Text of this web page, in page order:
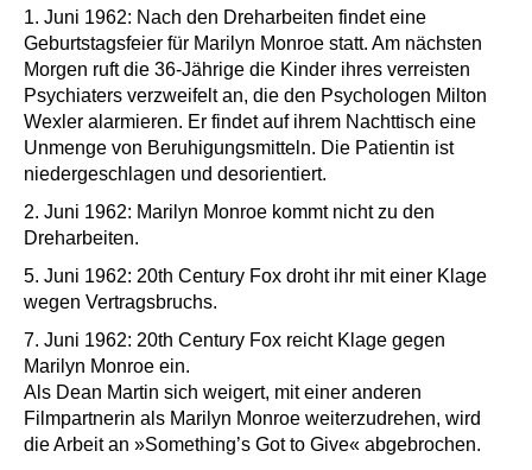
1. Juni 1962: Nach den Dreharbeiten findet eine
Geburtstagsfeier für Marilyn Monroe statt. Am nächsten
Morgen ruft die 36-Jährige die Kinder ihres verreisten
Psychiaters verzweifelt an, die den Psychologen Milton
Wexler alarmieren. Er findet auf ihrem Nachttisch eine
Unmenge von Beruhigungsmitteln. Die Patientin ist
niedergeschlagen und desorientiert.
2. Juni 1962: Marilyn Monroe kommt nicht zu den
Dreharbeiten.
5. Juni 1962: 20th Century Fox droht ihr mit einer Klage
wegen Vertragsbruchs.
7. Juni 1962: 20th Century Fox reicht Klage gegen
Marilyn Monroe ein.
Als Dean Martin sich weigert, mit einer anderen
Filmpartnerin als Marilyn Monroe weiterzudrehen, wird
die Arbeit an »Something’s Got to Give« abgebrochen.